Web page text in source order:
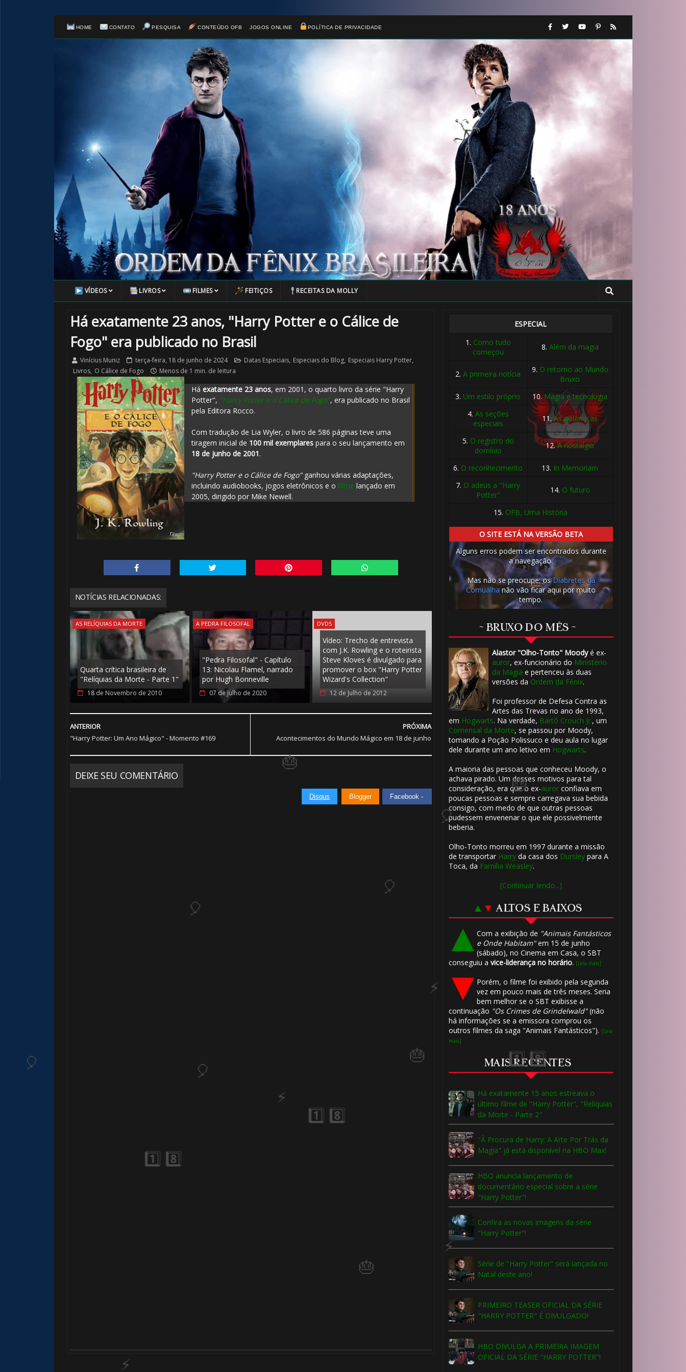
HOME CONTATO PESQUISA CONTEÚDO OFB JOGOS ONLINE POLÍTICA DE PRIVACIDADE
VÍDEOS LIVROS FILMES FEITIÇOS RECEITAS DA MOLLY
Há exatamente 23 anos, "Harry Potter e o Cálice de
Fogo" era publicado no Brasil
Vinícius Muniz terça-feira, 18 de junho de 2024 Datas Especiais, Especiais do Blog, Especiais Harry Potter,
Livros, O Cálice de Fogo Menos de 1 min. de leitura
Há exatamente 23 anos, em 2001, o quarto livro da série "Harry
Potter", "Harry Potter e o Cálice de Fogo", era publicado no Brasil
pela Editora Rocco.
Com tradução de Lia Wyler, o livro de 586 páginas teve uma
tiragem inicial de 100 mil exemplarespara o seu lançamento em
18 de junho de 2001.
"Harry Potter e o Cálice de Fogo"ganhou várias adaptações,
incluindo audiobooks, jogos eletrônicos e o filme lançado em
2005, dirigido por Mike Newell.
NOTÍCIAS RELACIONADAS:
AS RELÍQUIAS DA MORTE
Quarta crítica brasileira de
"Relíquias da Morte - Parte 1"
18 de Novembro de 2010
A PEDRA FILOSOFAL
"Pedra Filosofal" - Capítulo
13: Nicolau Flamel, narrado
por Hugh Bonneville
07 de Julho de 2020
DVDS
Vídeo: Trecho de entrevista
com J.K. Rowling e o roteirista
Steve Kloves é divulgado para
promover o box "Harry Potter
Wizard's Collection"
12 de Julho de 2012
PRÓXIMA
Acontecimentos do Mundo Mágico em 18 de junho
ANTERIOR
"Harry Potter: Um Ano Mágico" - Momento #169
DEIXE SEU COMENTÁRIO
Disqus Blogger Facebook -
ESPECIAL
1. Como tudo
começou
8. Além da magia
2.A primeira notícia 9. O retorno ao Mundo
Bruxo
3. Um estilo próprio 10.Magia e tecnologia
4. As seções
especiais
11.As polêmicas
5. O registro do
domínio
12.A nostalgia
6. O reconhecimento 13. In Memoriam
7. O adeus a "Harry
Potter"
14. O futuro
15. OFB, Uma História
O SITE ESTÁ NA VERSÃO BETA
Alguns erros podem ser encontrados durante
a navegação.
Mas não se preocupe: osDiabretes da
Cornualha não vão ficar aqui por muito
tempo.
~ BRUXO DO MÊS ~
Alastor "Olho-Tonto" Moodyé ex-
auror, ex-funcionário do Ministério
da Magia e pertenceu às duas
versões da Ordem da Fênix.
Foi professor de Defesa Contra as
Artes das Trevas no ano de 1993,
em Hogwarts. Na verdade, Bartô Crouch Jr., um
Comensal da Morte, se passou por Moody,
tomando a Poção Polissuco e deu aula no lugar
dele durante um ano letivo em Hogwarts.
A maioria das pessoas que conheceu Moody, o
achava pirado. Um desses motivos para tal
consideração, era que o ex-aurorconfiava em
poucas pessoas e sempre carregava sua bebida
consigo, com medo de que outras pessoas
pudessem envenenar o que ele possivelmente
beberia.
Olho-Tonto morreu em 1997 durante a missão
de transportar Harryda casa dos Dursleypara A
Toca, da Família Weasley.
[Continuar lendo...]
▲ ▼ ALTOS E BAIXOS
Com a exibição de "Animais Fantásticos
e Onde Habitam"em 15 de junho
(sábado), no Cinema em Casa, o SBT
conseguiu a vice-liderança no horário. [Leia mais]
Porém, o filme foi exibido pela segunda
vez em pouco mais de três meses. Seria
bem melhor se o SBT exibisse a
continuação "Os Crimes de Grindelwald"(não
há informações se a emissora comprou os
outros filmes da saga "Animais Fantásticos"). [Leia
mais]
MAIS RECENTES
Há exatamente 15 anos estreava o
último filme de "Harry Potter", "Relíquias
da Morte - Parte 2"
"À Procura de Harry: A Arte Por Trás da
Magia" já está disponível na HBO Max!
HBO anuncia lançamento de
documentário especial sobre a série
"Harry Potter"!
Confira as novas imagens da série
"Harry Potter"!
Série de "Harry Potter" será lançada no
Natal deste ano!
PRIMEIRO TEASER OFICIAL DA SÉRIE
"HARRY POTTER" É DIVULGADO!
HBO DIVULGA A PRIMEIRA IMAGEM
OFICIAL DA SÉRIE "HARRY POTTER"!
🎈
1️⃣ 8️⃣
🎂
1️⃣ 8️⃣
1️⃣ 8️⃣
🎈
1️⃣ 8️⃣
1️⃣ 8️⃣
🎂
1️⃣ 8️⃣
🎈
🎂
🎂